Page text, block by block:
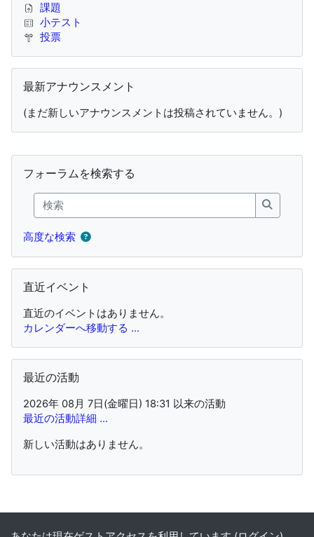
課題
小テスト
投票
最新アナウンスメント
(まだ新しいアナウンスメントは投稿されていません。)
補助ブロック
フォーラムを検索する
検索
検索
高度な検索
直近イベント
直近のイベントはありません。
カレンダーへ移動する ...
最近の活動
2026年 08月 7日(金曜日) 18:31 以来の活動
最近の活動詳細 ...
新しい活動はありません。